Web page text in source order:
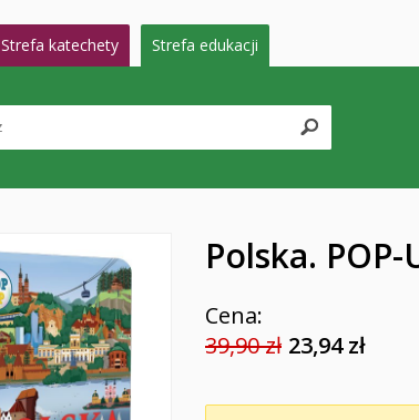
Strefa katechety Strefa edukacji
Polska. POP-
Cena:
39,90 zł 23,94 zł